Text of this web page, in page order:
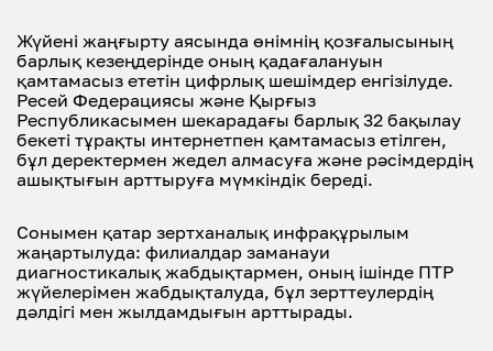
Жүйені жаңғырту аясында өнімнің қозғалысының
барлық кезеңдерінде оның қадағалануын
қамтамасыз ететін цифрлық шешімдер енгізілуде.
Ресей Федерациясы және Қырғыз
Республикасымен шекарадағы барлық 32 бақылау
бекеті тұрақты интернетпен қамтамасыз етілген,
бұл деректермен жедел алмасуға және рәсімдердің
ашықтығын арттыруға мүмкіндік береді.
Сонымен қатар зертханалық инфрақұрылым
жаңартылуда: филиалдар заманауи
диагностикалық жабдықтармен, оның ішінде ПТР
жүйелерімен жабдықталуда, бұл зерттеулердің
дәлдігі мен жылдамдығын арттырады.